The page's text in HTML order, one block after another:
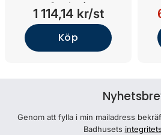
Smokey)
1 114,14 kr/st
Köp
Genom att fylla i min mailadress
Badhusets